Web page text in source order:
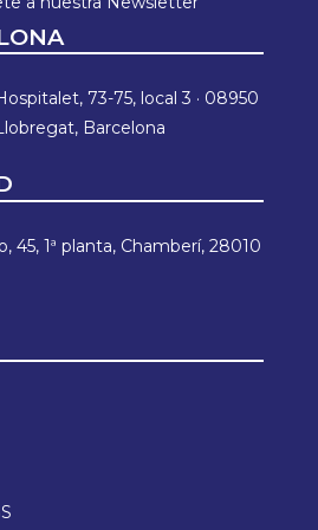
73-75, local 3 · 08950
Barcelona
45, 1ª planta, Chamberí, 28010